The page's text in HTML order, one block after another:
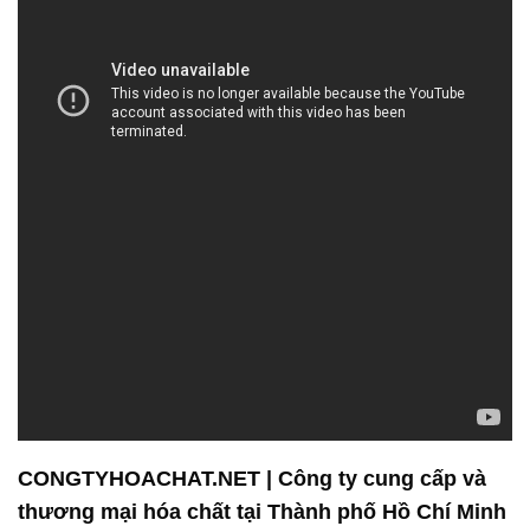
CONGTYHOACHAT.NET | Công ty cung cấp và
thương mại hóa chất tại Thành phố Hồ Chí Minh